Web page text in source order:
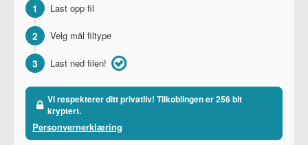
1 Last opp fil
2 Velg mål filtype
3 Last ned filen!
Vi respekterer ditt privatliv! Tilkoblingen er 256 bit
kryptert.
Personvernerklæring